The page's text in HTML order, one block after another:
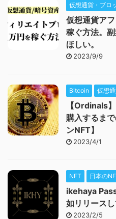
仮想通貨・ブロ
仮想通貨ア
稼ぐ方法。
ほしい。
2023/9/9
Bitcoin 仮想
【Ordinals
購入するま
ンNFT】
2023/4/1
NFT 日本の
ikehaya
如リリースし
2023/2/5